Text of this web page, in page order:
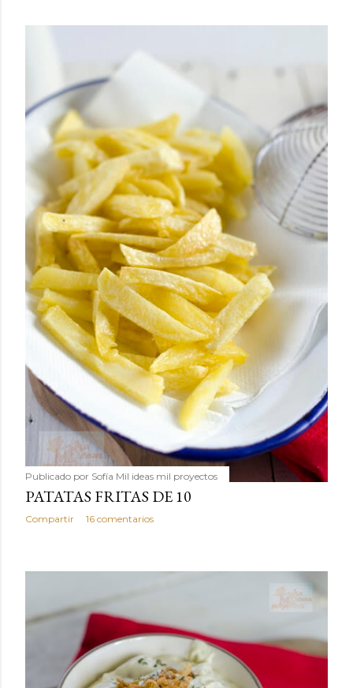
Publicado por Sofía Mil ideas mil proyectos
PATATAS FRITAS DE 10
Compartir 16 comentarios